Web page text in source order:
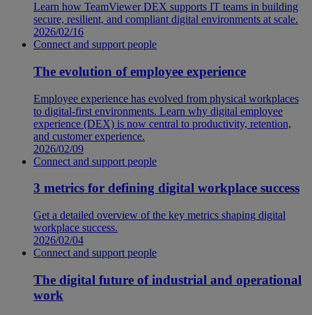
Learn how TeamViewer DEX supports IT teams in building
secure, resilient, and compliant digital environments at scale.
2026/02/16
Connect and support people
The evolution of employee experience
Employee experience has evolved from physical workplaces
to digital-first environments. Learn why digital employee
experience (DEX) is now central to productivity, retention,
and customer experience.
2026/02/09
Connect and support people
3 metrics for defining digital workplace success
Get a detailed overview of the key metrics shaping digital
workplace success.
2026/02/04
Connect and support people
The digital future of industrial and operational
work